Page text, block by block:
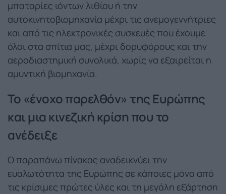
μπαταρίες ιόντων λιθίου ή την
αυτοκινητοβιομηχανία μέχρι τις ανεμογεννήτριες
και από τις ηλεκτρονικές συσκευές που έχουμε
όλοι στα σπίτια μας, μέχρι δορυφόρους και την
αεροδιαστημική συνολικά, χωρίς να εξαιρείται η
αμυντική βιομηχανία.
Το «ένοχο παρελθόν» της Ευρώπης
και μια κινεζική κρίση που το
ανέδειξε
Ο παραπάνω πίνακας αναδεικνύει την
ευαλωτότητα της Ευρώπης σε κάποιες μόνο από
τις κρίσιμες πρώτες ύλες και τη μεγάλη εξάρτηση